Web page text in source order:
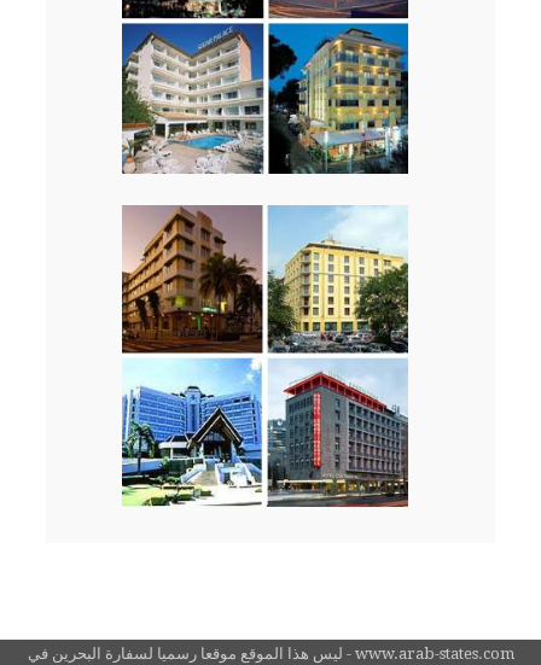
www.arab-states.com - ليس هذا الموقع موقعا رسميا لسفارة البحرين في